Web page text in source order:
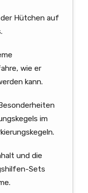
Hütchen auf
wie er
kann.
im
und die
Sets